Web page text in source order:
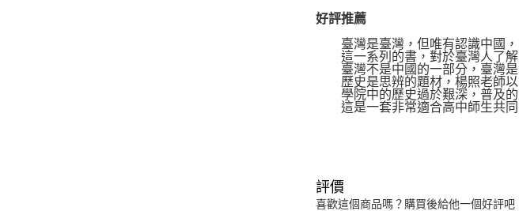
好評推薦
臺灣是臺灣，但唯有認識中國，
這一系列的書，對於臺灣人了解
臺灣不是中國的一部分，臺灣是
歷史是思辨的題材，楊照老師以
學院中的歷史過於艱深，普及的
這是一套非常適合高中師生共同
評價
喜歡這個商品嗎？購買後給他一個好評吧